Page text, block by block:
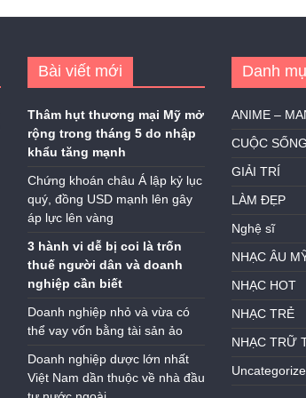
Bài viết mới
Thâm hụt thương mại Mỹ mở
rộng trong tháng 5 do nhập
khẩu tăng mạnh
Chứng khoán châu Á lập kỷ lục
quý, đồng USD mạnh lên gây
áp lực lên vàng
3 hành vi dễ bị coi là trốn
thuế người dân và doanh
nghiệp cần biết
Doanh nghiệp nhỏ và vừa có
thể vay vốn bằng tài sản ảo
Doanh nghiệp dược lớn nhất
Việt Nam dần thuộc về nhà đầu
Danh
ANIME –
CUỘC SỐNG
GIẢI TRÍ
LÀM ĐẸP
Nghệ sĩ
NHẠC ÂU
NHẠC HOT
NHẠC TRẺ
NHẠC TRỮ